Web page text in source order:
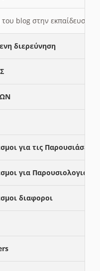
του blog στην εκπαίδευση
διερεύνηση
για τις Παρουσιάσεις
για Παρουσιολογια
διαφοροι